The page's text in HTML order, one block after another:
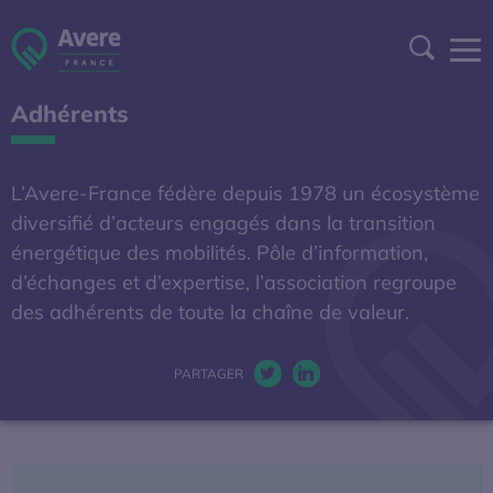
AFIREV
BAROMÈTRE EXPERTS'OUVRE DANS UNE
A DÉCOUVRIR
Adhérents
L’Avere-France fédère depuis 1978 un écosystème
diversifié d’acteurs engagés dans la transition
énergétique des mobilités. Pôle d’information,
d’échanges et d’expertise, l’association regroupe
des adhérents de toute la chaîne de valeur.
PARTAGER